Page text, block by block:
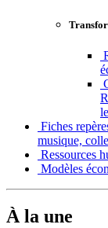
Fiches
musique,
Ressources
Modèles
À la une